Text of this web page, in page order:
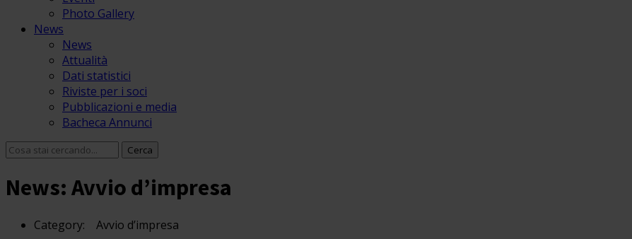
Photo Gallery
News
News
Attualità
Dati statistici
Riviste per i soci
Pubblicazioni e media
Bacheca Annunci
News: Avvio d’impresa
Category: Avvio d’impresa